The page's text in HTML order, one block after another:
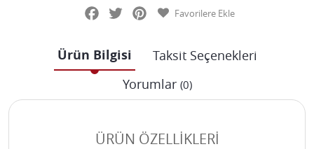
FacebookTwitterPinterestFavorilere Ekle
Ürün Bilgisi
Taksit Seçenekleri
Yorumlar (0)
ÜRÜN ÖZELLİKLERİ